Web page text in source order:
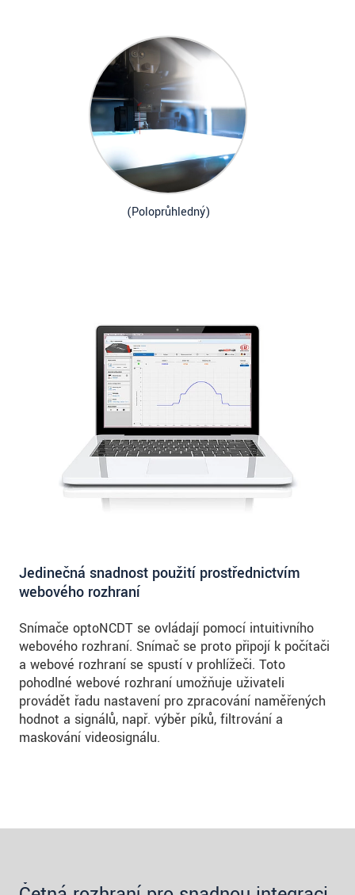
(Poloprůhledný)
Jedinečná snadnost použití prostřednictvím
webového rozhraní
Snímače optoNCDT se ovládají pomocí intuitivního
webového rozhraní. Snímač se proto připojí k počítači
a webové rozhraní se spustí v prohlížeči. Toto
pohodlné webové rozhraní umožňuje uživateli
provádět řadu nastavení pro zpracování naměřených
hodnot a signálů, např. výběr píků, filtrování a
maskování videosignálu.